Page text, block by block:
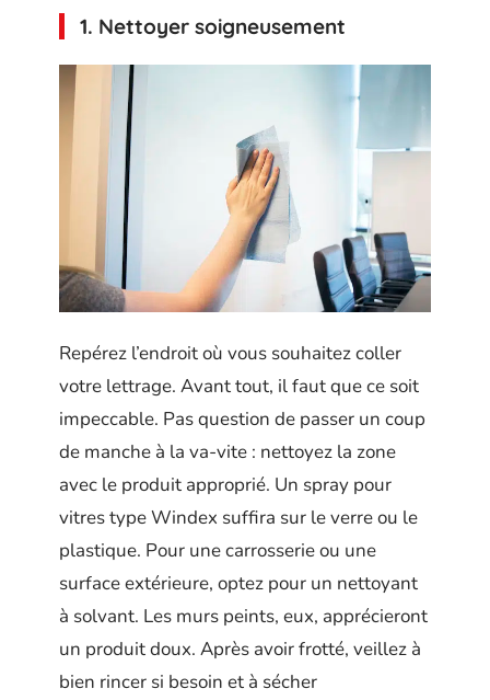
1. Nettoyer soigneusement
Repérez l’endroit où vous souhaitez coller
votre lettrage. Avant tout, il faut que ce soit
impeccable. Pas question de passer un coup
de manche à la va-vite : nettoyez la zone
avec le produit approprié. Un spray pour
vitres type Windex suffira sur le verre ou le
plastique. Pour une carrosserie ou une
surface extérieure, optez pour un nettoyant
à solvant. Les murs peints, eux, apprécieront
un produit doux. Après avoir frotté, veillez à
bien rincer si besoin et à sécher